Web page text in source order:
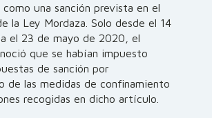
una sanción prevista en el
la Ley Mordaza. Solo desde el 14
el 23 de mayo de 2020, el
que se habían impuesto
de sanción por
de las medidas de confinamiento
recogidas en dicho artículo.